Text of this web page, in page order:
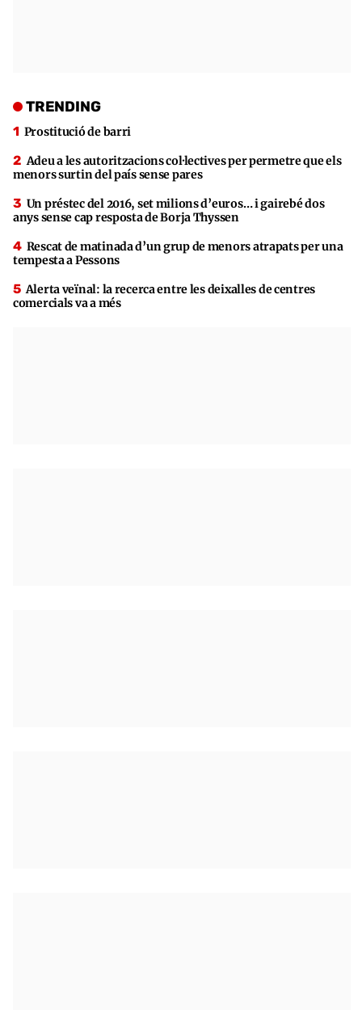
TRENDING
Prostitució de barri
Adeu a les autoritzacions col·lectives per permetre que els
menors surtin del país sense pares
Un préstec del 2016, set milions d’euros… i gairebé dos
anys sense cap resposta de Borja Thyssen
Rescat de matinada d’un grup de menors atrapats per una
tempesta a Pessons
Alerta veïnal: la recerca entre les deixalles de centres
comercials va a més